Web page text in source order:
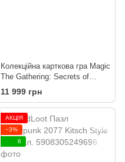
Колекційна карткова гра Magic
The Gathering: Secrets of
Strixhaven Play Booster box
11 999 грн
АКЦІЯ
−3%
6